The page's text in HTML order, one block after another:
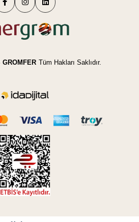
GROMFER Tüm Hakları Saklıdır.